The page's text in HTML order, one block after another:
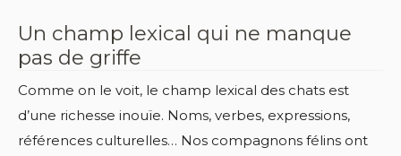
Un champ lexical qui ne manque
pas de griffe
Comme on le voit, le champ lexical des chats est
d’une richesse inouïe. Noms, verbes, expressions,
références culturelles… Nos compagnons félins ont